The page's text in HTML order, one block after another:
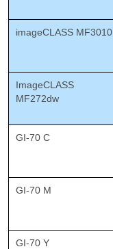
imageCLASS MF3010
ImageCLASS
MF272dw
GI-70 C
GI-70 M
GI-70 Y